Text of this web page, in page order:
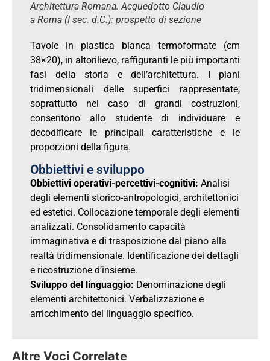
Architettura Romana. Acquedotto Claudio
a Roma (I sec. d.C.): prospetto di sezione
Tavole in plastica bianca termoformate (cm
38×20), in altorilievo, raffiguranti le più importanti
fasi della storia e dell’architettura. I piani
tridimensionali delle superfici rappresentate,
soprattutto nel caso di grandi costruzioni,
consentono allo studente di individuare e
decodificare le principali caratteristiche e le
proporzioni della figura.
Obbiettivi e sviluppo
Obbiettivi operativi-percettivi-cognitivi: Analisi
degli elementi storico-antropologici, architettonici
ed estetici. Collocazione temporale degli elementi
analizzati. Consolidamento capacità
immaginativa e di trasposizione dal piano alla
realtà tridimensionale. Identificazione dei dettagli
e ricostruzione d’insieme.
Sviluppo del linguaggio: Denominazione degli
elementi architettonici. Verbalizzazione e
arricchimento del linguaggio specifico.
Altre Voci Correlate